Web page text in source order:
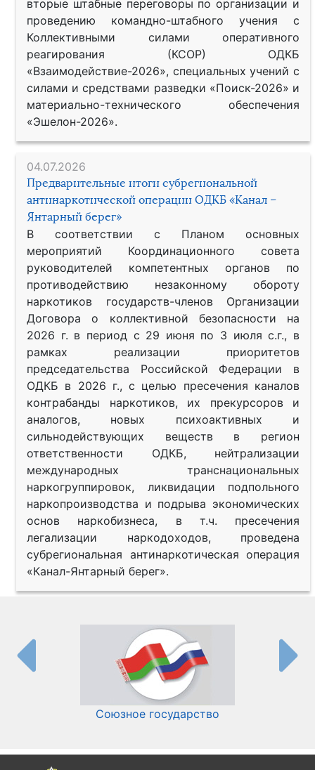
вторые штабные переговоры по организации и
проведению командно-штабного учения с
Коллективными силами оперативного
реагирования (КСОР) ОДКБ
«Взаимодействие-2026», специальных учений с
силами и средствами разведки «Поиск-2026» и
материально-технического обеспечения
«Эшелон-2026».
04.07.2026
Предварительные итоги субрегиональной
антинаркотической операции ОДКБ «Канал –
Янтарный берег»
В соответствии с Планом основных
мероприятий Координационного совета
руководителей компетентных органов по
противодействию незаконному обороту
наркотиков государств-членов Организации
Договора о коллективной безопасности на
2026 г. в период с 29 июня по 3 июля с.г., в
рамках реализации приоритетов
председательства Российской Федерации в
ОДКБ в 2026 г., с целью пресечения каналов
контрабанды наркотиков, их прекурсоров и
аналогов, новых психоактивных и
сильнодействующих веществ в регион
ответственности ОДКБ, нейтрализации
международных транснациональных
наркогруппировок, ликвидации подпольного
наркопроизводства и подрыва экономических
основ наркобизнеса, в т.ч. пресечения
легализации наркодоходов, проведена
субрегиональная антинаркотическая операция
«Канал-Янтарный берег».
Союзное государство